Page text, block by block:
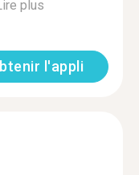
plus
l'appli